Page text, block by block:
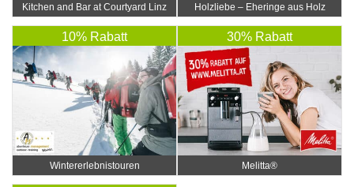
Kitchen and Bar at Courtyard Linz Holzliebe – Eheringe aus Holz
10% Rabatt
Wintererlebnistouren
30% Rabatt
Melitta®